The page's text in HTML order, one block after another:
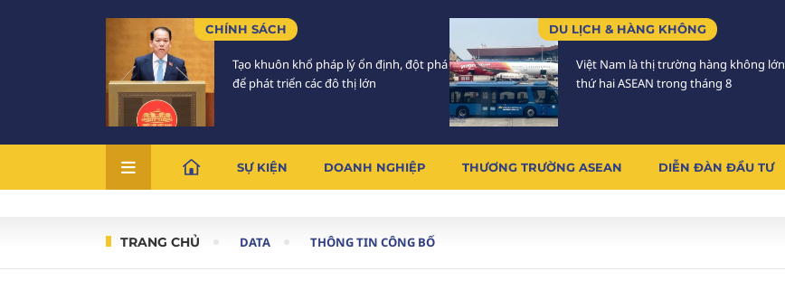
CHÍNH SÁCH
Tạo khuôn khổ pháp lý ổn định, đột phá
để phát triển các đô thị lớn
DU LỊCH & HÀNG KHÔNG
Việt Nam là thị trường hàng không lớn
thứ hai ASEAN trong tháng 8
SỰ KIỆN DOANH NGHIỆP THƯƠNG TRƯỜNG ASEAN DIỄN ĐÀN ĐẦU TƯ
TRANG CHỦ DATA THÔNG TIN CÔNG BỐ